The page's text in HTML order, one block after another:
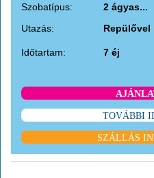
Szobatípus:
2 ágyas...
Utazás:
Repülővel
Időtartam: 7 éj
TOVÁBBI
SZÁLLÁS